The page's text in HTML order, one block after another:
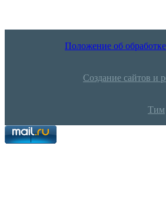
Положение об
Создание сайтов и
Тим